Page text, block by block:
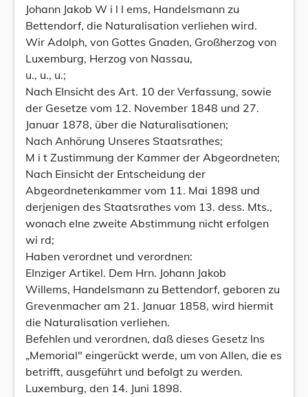
Johann Jakob W i l l ems, Handelsmann zu
Bettendorf, die Naturalisation verliehen wird.
Wir Adolph, von Gottes Gnaden, Großherzog von
Luxemburg, Herzog von Nassau,
u., u., u.;
Nach EInsicht des Art. 10 der Verfassung, sowie
der Gesetze vom 12. November 1848 und 27.
Januar 1878, über die Naturalisationen;
Nach Anhörung Unseres Staatsrathes;
M i t Zustimmung der Kammer der Abgeordneten;
Nach Einsicht der Entscheidung der
Abgeordnetenkammer vom 11. Mai 1898 und
derjenigen des Staatsrathes vom 13. dess. Mts.,
wonach eIne zweite Abstimmung nicht erfolgen
wi rd;
Haben verordnet und verordnen:
EInziger Artikel. Dem Hrn. Johann Jakob
Willems, Handelsmann zu Bettendorf, geboren zu
Grevenmacher am 21. Januar 1858, wird hiermit
die Naturalisation verliehen.
Befehlen und verordnen, daß dieses Gesetz Ins
„Memorial" eingerückt werde, um von Allen, die es
betrifft, ausgeführt und befolgt zu werden.
Luxemburg, den 14. Juni 1898.